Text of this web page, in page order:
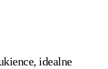
idealne